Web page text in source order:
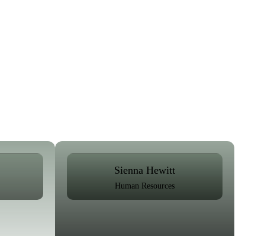
Sienna Hewitt
Human Resources